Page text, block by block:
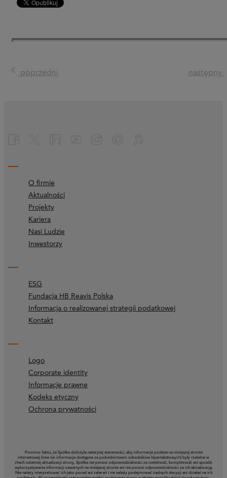
poprzedni następny
O firmie
Aktualności
Projekty
Kariera
Nasi Ludzie
Inwestorzy
ESG
Fundacja HB Reavis Polska
Informacja o realizowanej strategii podatkowej
Kontakt
Logo
Corporate identity
Informacje prawne
Kodeks etyczny
Ochrona prywatności
Pomimo faktu, że Spółka dołożyła należytej staranności, aby informacje podane na niniejszej stronie
internetowej (inne niż informacje dostępne za pośrednictwem odnośników hipertekstowych) były rzetelne w
chwili ostatniej aktualizacji strony, Spółka nie ponosi odpowiedzialności za rzetelność, kompletność ani sposób
wykorzystywania informacji zawartych na niniejszej stronie ani nie ponosi odpowiedzialności za ich aktualizację.
Nie należy interpretować ich jako porad ani zaleceń i nie należy podejmować żadnych decyzji ani działań na ich